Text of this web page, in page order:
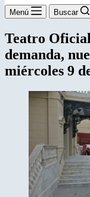
Menú Buscar
Teatro
demanda,
miércoles 9